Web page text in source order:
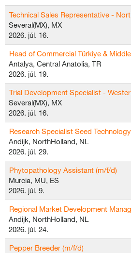
Technical Sales Representative -
Several(MX), MX
2026. júl. 16.
Head of Commercial Türkiye &
Antalya, Central Anatolia, TR
2026. júl. 19.
Trial Development Specialist -
Several(MX), MX
2026. júl. 16.
Research Specialist Seed Technology
Andijk, NorthHolland, NL
2026. júl. 29.
Phytopathology Assistant (m/f/d)
Murcia, MU, ES
2026. júl. 9.
Regional Market Development
Andijk, NorthHolland, NL
2026. júl. 24.
Pepper Breeder (m/f/d)